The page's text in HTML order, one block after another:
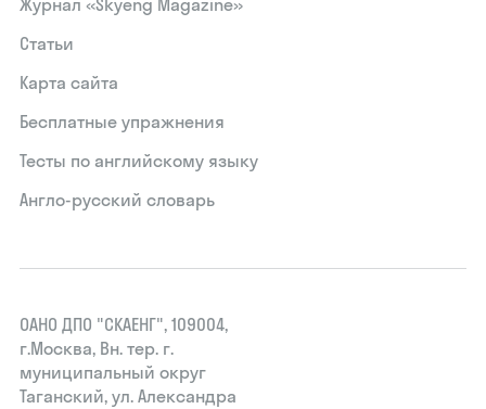
Журнал «Skyeng Magazine»
Статьи
Карта сайта
Бесплатные упражнения
Тесты по английскому языку
Англо-русский словарь
ОАНО ДПО "СКАЕНГ", 109004,
г.Москва, Вн. тер. г.
муниципальный округ
Таганский, ул. Александра